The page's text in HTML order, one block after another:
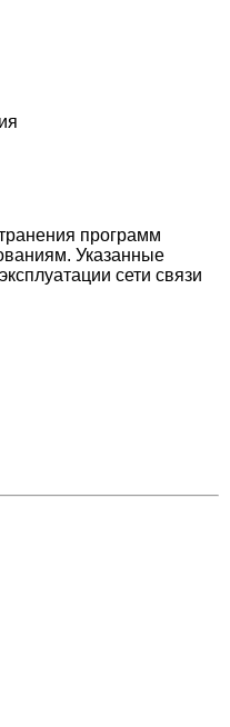
программ
Указанные
сети связи